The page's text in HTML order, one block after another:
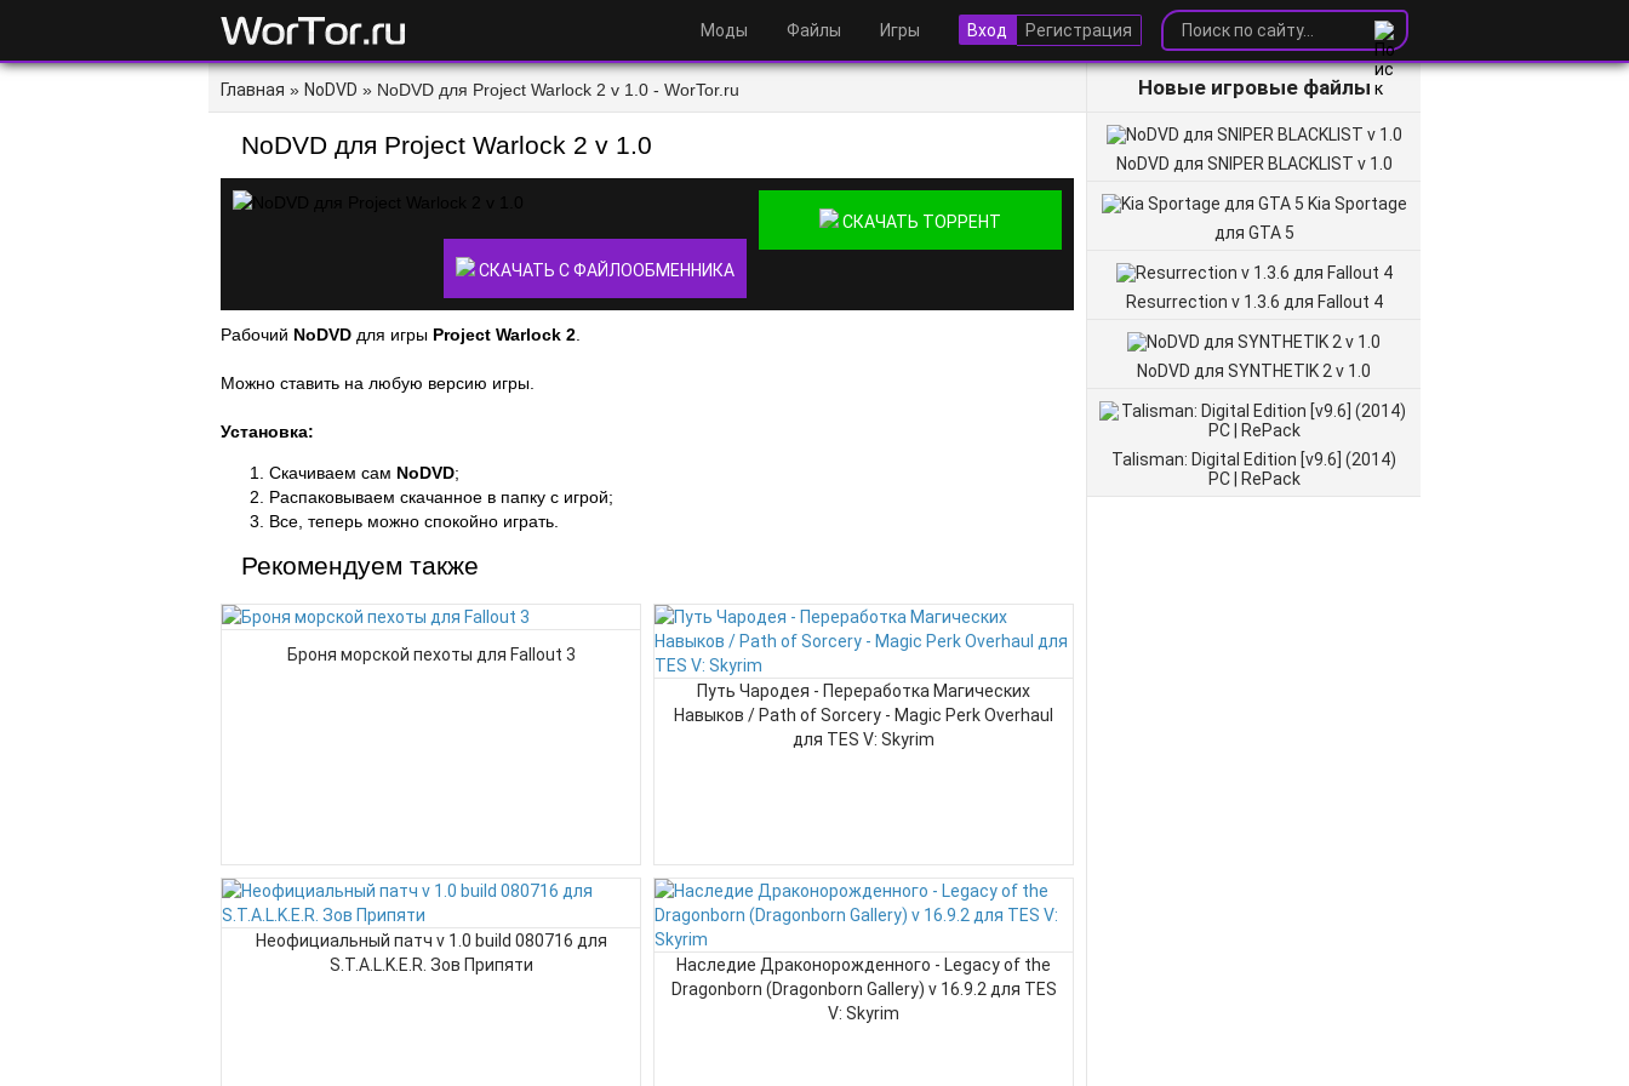
Моды Файлы Игры Вход Регистрация
Новые игровые файлы
NoDVD для SNIPER BLACKLIST v 1.0
Kia Sportage
для GTA 5
Resurrection v 1.3.6 для Fallout 4
NoDVD для SYNTHETIK 2 v 1.0
Talisman: Digital Edition [v9.6] (2014)
PC | RePack
Главная » NoDVD » NoDVD для Project Warlock 2 v 1.0 - WorTor.ru
NoDVD для Project Warlock 2 v 1.0
СКАЧАТЬ ТОРРЕНТ
СКАЧАТЬ С ФАЙЛООБМЕННИКА
Рабочий NoDVD для игры Project Warlock 2
Можно ставить на любую версию игры.
Установка:
Скачиваем сам NoDVD;
Распаковываем скачанное в папку с игрой;
Все, теперь можно спокойно играть.
Рекомендуем также
Броня морской пехоты для Fallout 3
Путь Чародея - Переработка Магических
Навыков / Path of Sorcery - Magic Perk Overhaul
для TES V: Skyrim
Неофициальный патч v 1.0 build 080716 для
S.T.A.L.K.E.R. Зов Припяти
Наследие Драконорожденного - Legacy of the
Dragonborn (Dragonborn Gallery) v 16.9.2 для TES
V: Skyrim